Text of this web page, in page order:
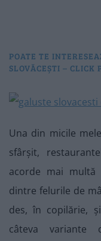
POATE TE
SLOVĂCEȘTI – CLICK
Una din micile
sfârșit,
acorde mai multă
dintre felurile de
des, în copilărie,
câteva variante